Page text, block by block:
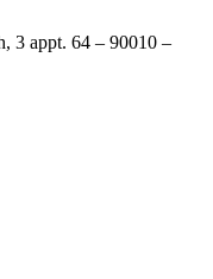
3 appt. 64 – 90010 –